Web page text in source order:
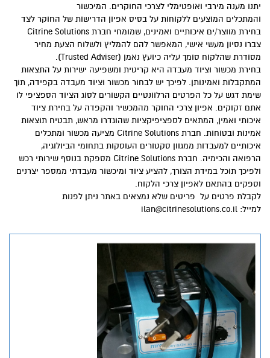
יתנו מענה מירבי ואופטימלי לצרכי החוקרים. המיכשור
והמתכלים המוצעים ללקוחות על בסיס אפיון הדרישות של החוקר לצד
בחירת מווצר/ים איכותיים ואמינים, שמומחי חברת Citrine Solutions
צברו נסיון מעשי אישי, המאפשר להם להמליץ ולשלוח הצעת מחיר
מסודרת שהלקוח סומך עליה כיועץ נאמן (Trusted Adviser).
בחירת מכשור וציוד מעבדה היא קריטית ומשפיעה ישירות על התצאות
המתקבלות ואמינותן. לפיכך יש לבחור מכשור וציוד מעבדה בקפידה, תוך
שימת דגש על כל הפרטים הרלוונטיים הקשורים לסוג הציוד הספציפי לו
אתם זקוקים. אפיון צרכי החוקר מהמכשיר והקפדה על בחירת ציוד
איכותי ואמין, המתאים לספציפיקציות שהוגדרו מראש, תבטיח תוצאות
אמינות ובטוחות. חברת Citrine Solutions מציעה מכשור ומתכלים
איכותיים למעבדות ממגוון סקטורים העוסקות בתחומי הביולוגיה,
הרפואה והכימיה. חברת Citrine Solutions מספקת בנוסף שירותי רכש
ולפיכך תוכל במידת הצורך, להציע ציוד ומיכשור מעבדתי ממספר יצרנים
וספקים בהתאם לאפיון צרכי הלקוח.
לקבלת פרטים על פריטים שלא נמצאים באתר ניתן לפנות
למייל: ilan@citrinesolutions.co.il